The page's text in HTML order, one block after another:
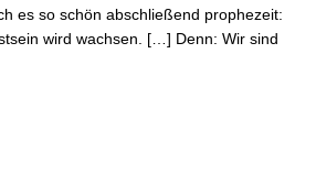
es so schön abschließend prophezeit:
wird wachsen. […] Denn: Wir sind